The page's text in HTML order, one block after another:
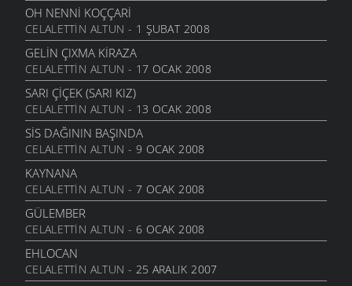
OH NENNI KOÇÇARI
CELALETTIN ALTUN - 1 ŞUBAT 2008
GELIN ÇIXMA KIRAZA
CELALETTIN ALTUN - 17 OCAK 2008
SARI ÇIÇEK (SARI KIZ)
CELALETTIN ALTUN - 13 OCAK 2008
SIS DAĞININ BAŞINDA
CELALETTIN ALTUN - 9 OCAK 2008
KAYNANA
CELALETTIN ALTUN - 7 OCAK 2008
GÜLEMBER
CELALETTIN ALTUN - 6 OCAK 2008
EHLOCAN
CELALETTIN ALTUN - 25 ARALIK 2007